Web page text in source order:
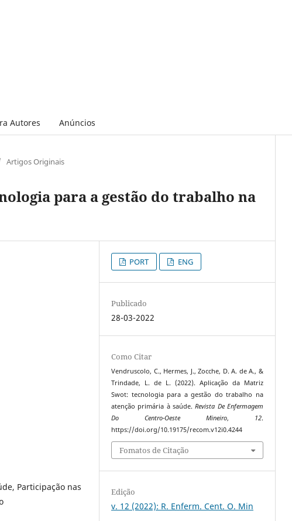
Autores Anúncios
Artigos Originais
para a gestão do trabalho na
Participação nas
PORT ENG
Publicado
28-03-2022
Como Citar
Vendruscolo, C., Hermes, J., Zocche, D. A. de A., &
Trindade, L. de L. (2022). Aplicação da Matriz
Swot: tecnologia para a gestão do trabalho na
atenção primária à saúde.Revista De Enfermagem
Do Centro-Oeste Mineiro, 12.
https://doi.org/10.19175/recom.v12i0.4244
Fomatos de Citação
Edição
v. 12 (2022): R. Enferm. Cent. O. Min